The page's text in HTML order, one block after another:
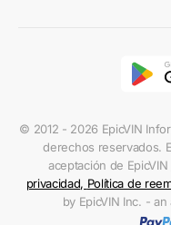
© 2012 - 2026 EpicVIN
derechos reservados.
aceptación de EpicVIN
privacidad, Política de
by EpicVIN Inc. -